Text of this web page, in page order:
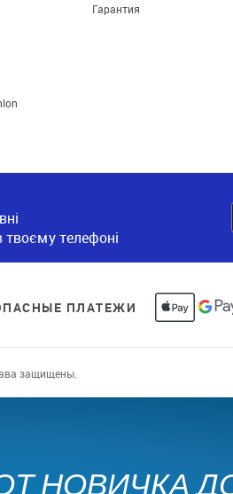
Гарантия
твоєму телефоні
ПЛАТЕЖИ
защищены.
НОВИЧКА